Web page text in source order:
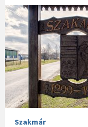
Szakmár